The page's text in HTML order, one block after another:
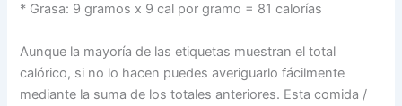
* Grasa: 9 gramos x 9 cal por gramo = 81 calorías
Aunque la mayoría de las etiquetas muestran el total
calórico, si no lo hacen puedes averiguarlo fácilmente
mediante la suma de los totales anteriores. Esta comida /